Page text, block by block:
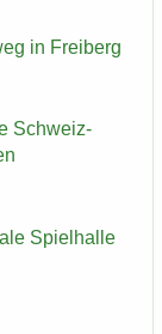
in Frei­berg
Schweiz-​
Spiel­hal­le